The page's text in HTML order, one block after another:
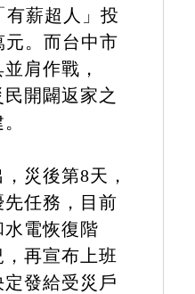
有薪超人」投
元。而台中市
肩作戰，
民開闢返家之
災後第8天，
任務，目前
電恢復階
再宣布上班
定發給受災戶